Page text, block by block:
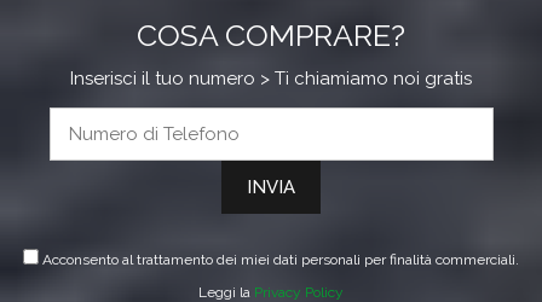
COSA COMPRARE?
Inserisci il tuo numero > Ti chiamiamo noi gratis
Acconsento al trattamento dei miei dati personali per finalità commerciali.
Leggi la Privacy Policy